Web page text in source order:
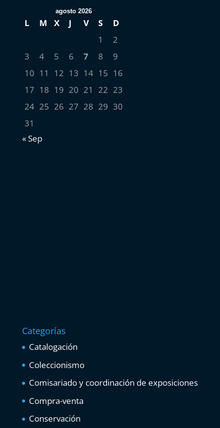
agosto 2026
L M X J V S
D
1
2
3
4 5 6 7 8
9
10 11 12 13 14 15 16
17 18 19 20 21 22 23
24 25 26 27 28 29 30
31
« Sep
Categorías
Catalogación
Coleccionismo
Comisariado y coordinación de exposiciones
Compra-venta
Conservación